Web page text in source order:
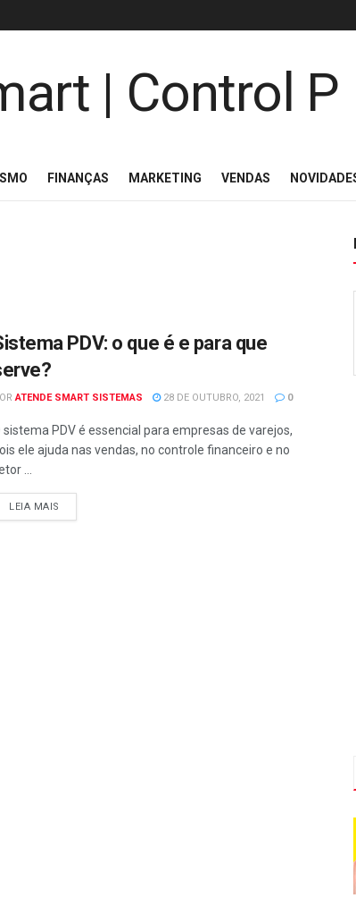
FINANÇAS MARKETING VENDAS
PDV: o que é e para que
ATENDE SMART SISTEMAS 28 DE OUTUBRO, 2021 0
sistema PDV é essencial para empresas de varejos,
ele ajuda nas vendas, no controle financeiro e no
...
LEIA MAIS